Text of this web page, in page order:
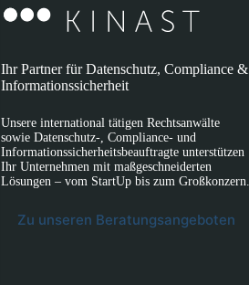
Ihr Partner für Datenschutz, Compliance &
Informationssicherheit
Unsere international tätigen Rechtsanwälte
sowie Datenschutz-, Compliance- und
Informationssicherheitsbeauftragte unterstützen
Ihr Unternehmen mit maßgeschneiderten
Lösungen – vom StartUp bis zum Großkonzern.
Zu unseren Beratungsangeboten